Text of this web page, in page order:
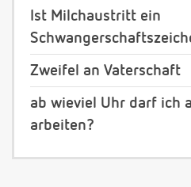
Ist Milchaustritt ein
Zweifel an Vaterschaft
ab wieviel Uhr darf ich
arbeiten?